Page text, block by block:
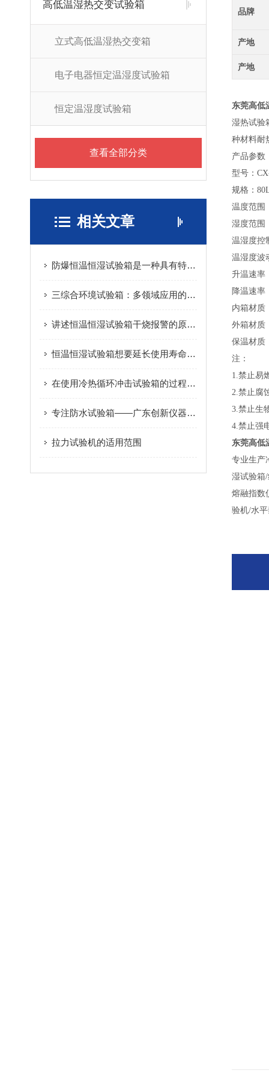
高低温湿热交变试验箱
立式高低温湿热交变箱
电子电器恒定温湿度试验箱
恒定温湿度试验箱
查看全部分类
相关文章
防爆恒温恒湿试验箱是一种具有特殊功能和设计的试验设备
三综合环境试验箱：多领域应用的可靠性保障
讲述恒温恒湿试验箱干烧报警的原因是什么?
恒温恒湿试验箱想要延长使用寿命？那就看看这个吧！
在使用冷热循环冲击试验箱的过程中能否打开箱门呢
专注防水试验箱——广东创新仪器产品与服务介绍
拉力试验机的适用范围
品牌
产地
产地
东莞高低
湿热试验
种材料耐
产品参数
型号：
规格：
温度范围
湿度范围
温湿度控
温湿度波
升温速率
降温速
内箱材质
外箱材质
保温材质
注：
1.禁止易
2.禁止腐
3.禁止生
4.禁止强
东莞高低
专业生产
湿试验箱
熔融指数
验机/水